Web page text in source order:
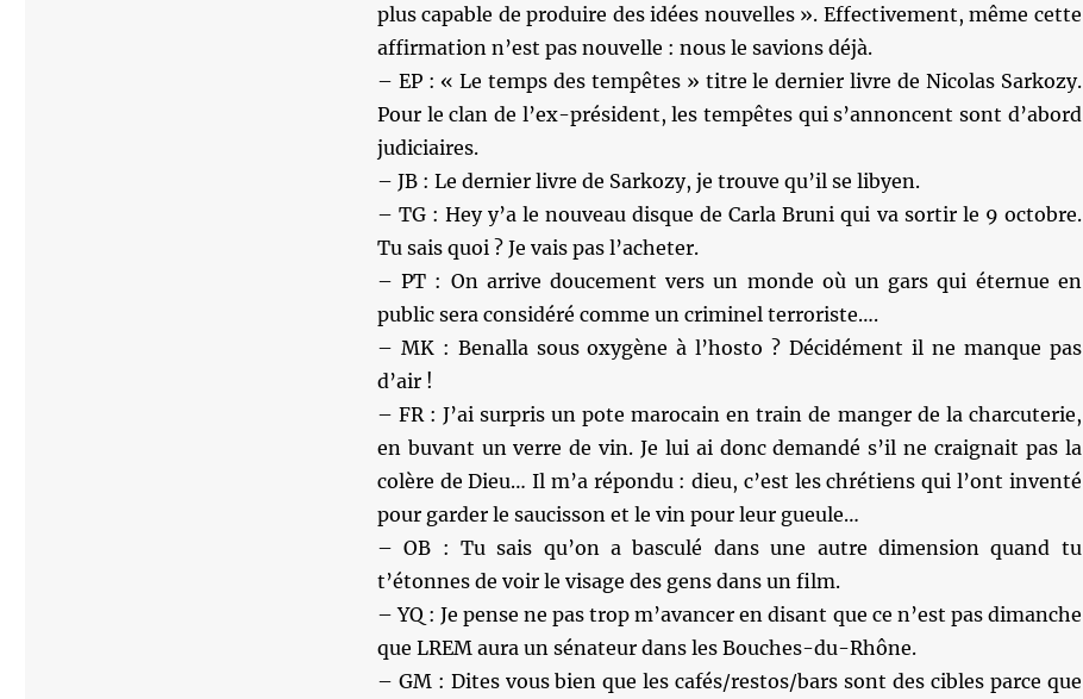
plus capable de produire des idées nouvelles ». Effectivement, même cette
affirmation n’est pas nouvelle : nous le savions déjà.
– EP : « Le temps des tempêtes » titre le dernier livre de Nicolas Sarkozy.
Pour le clan de l’ex-président, les tempêtes qui s’annoncent sont d’abord
judiciaires.
– JB : Le dernier livre de Sarkozy, je trouve qu’il se libyen.
– TG : Hey y’a le nouveau disque de Carla Bruni qui va sortir le 9 octobre.
Tu sais quoi ? Je vais pas l’acheter.
– PT : On arrive doucement vers un monde où un gars qui éternue en
public sera considéré comme un criminel terroriste….
– MK : Benalla sous oxygène à l’hosto ? Décidément il ne manque pas
d’air !
– FR : J’ai surpris un pote marocain en train de manger de la charcuterie,
en buvant un verre de vin. Je lui ai donc demandé s’il ne craignait pas la
colère de Dieu… Il m’a répondu : dieu, c’est les chrétiens qui l’ont inventé
pour garder le saucisson et le vin pour leur gueule…
– OB : Tu sais qu’on a basculé dans une autre dimension quand tu
t’étonnes de voir le visage des gens dans un film.
– YQ : Je pense ne pas trop m’avancer en disant que ce n’est pas dimanche
que LREM aura un sénateur dans les Bouches-du-Rhône.
– GM : Dites vous bien que les cafés/restos/bars sont des cibles parce que